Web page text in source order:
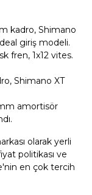
kadro, Shimano
giriş modeli.
fren, 1x12 vites.
Shimano XT
amortisör
olarak yerli
politikası ve
en çok tercih